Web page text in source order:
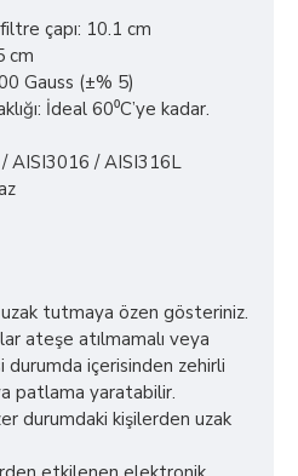
çapı: 10.1 cm
cm
Gauss (±% 5)
İdeal 60⁰C’ye kadar.
AISI3016 / AISI316L
tutmaya özen gösteriniz.
ateşe atılmamalı veya
durumda içerisinden zehirli
patlama yaratabilir.
durumdaki kişilerden uzak